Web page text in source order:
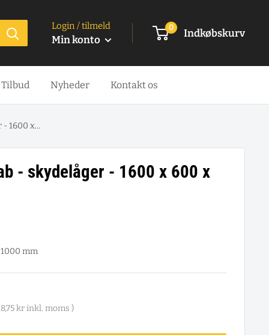
Login / tilmeld
Min konto
0 Indkøbskurv
Tilbud Nyheder Kontakt os
1600 x...
- skydelåger - 1600 x 600 x
mm
krinkl. moms )